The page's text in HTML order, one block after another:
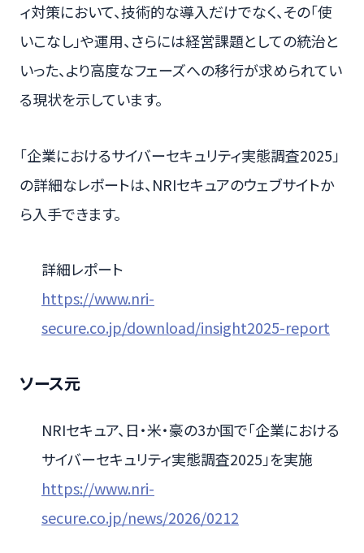
ィ対策において、技術的な導入だけでなく、その「使
いこなし」や運用、さらには経営課題としての統治と
いった、より高度なフェーズへの移行が求められてい
る現状を示しています。
「企業におけるサイバーセキュリティ実態調査2025」
の詳細なレポートは、NRIセキュアのウェブサイトか
ら入手できます。
詳細レポート
https://www.nri-
secure.co.jp/download/insight2025-report
ソース元
NRIセキュア、日・米・豪の3か国で「企業における
サイバーセキュリティ実態調査2025」を実施
https://www.nri-
secure.co.jp/news/2026/0212